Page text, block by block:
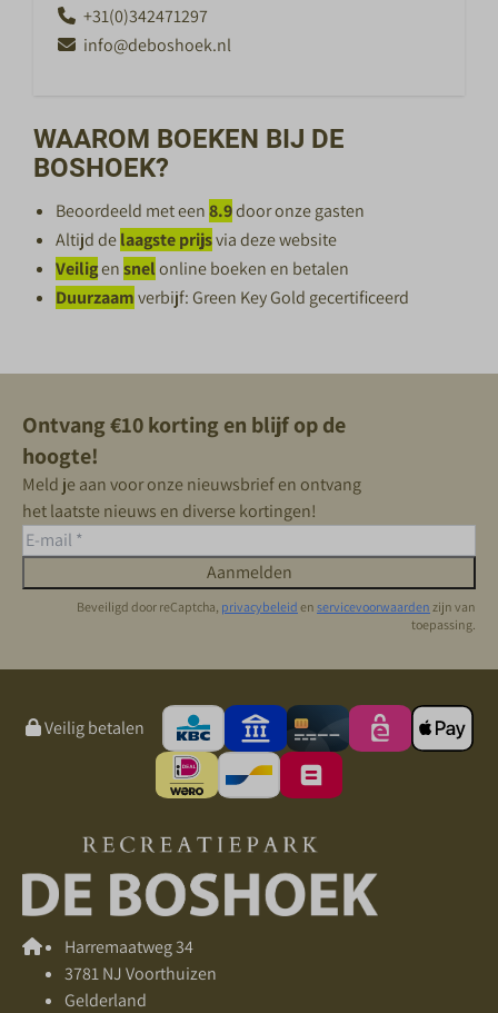
+31(0)342471297
info@deboshoek.nl
WAAROM BOEKEN BIJ DE
BOSHOEK?
Beoordeeld met een8.9door onze gasten
Altijd delaagste prijsvia deze website
Veiligensnelonline boeken en betalen
Duurzaamverbijf: Green Key Gold gecertificeerd
Ontvang €10 korting en blijf op de
hoogte!
Meld je aan voor onze nieuwsbrief en ontvang
het laatste nieuws en diverse kortingen!
Aanmelden
Beveiligd door reCaptcha, privacybeleid en servicevoorwaarden zijn van
toepassing.
Veilig betalen
Harremaatweg 34
3781 NJ Voorthuizen
Gelderland